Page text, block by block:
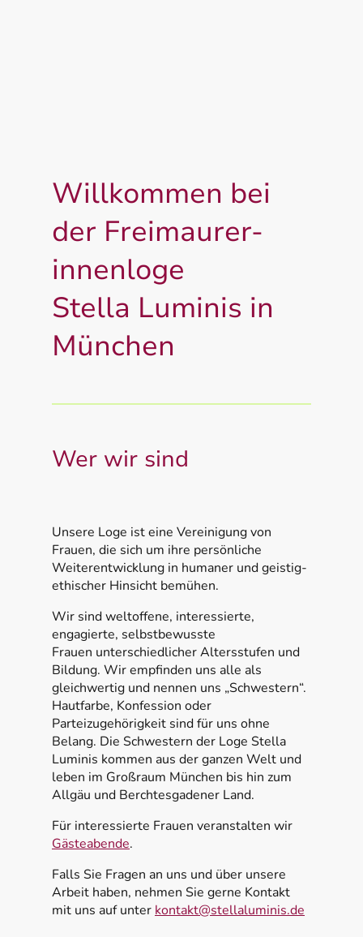
Willkommen bei
der Freimaurer-
innenloge
Stella Luminis in
München
Wer wir sind
Unsere Loge ist eine Vereinigung von
Frauen, die sich um ihre persönliche
Weiterentwicklung in humaner und geistig-
ethischer Hinsicht bemühen.
Wir sind weltoffene, interessierte,
engagierte, selbstbewusste
Frauen unterschiedlicher Altersstufen und
Bildung. Wir empfinden uns alle als
gleichwertig und nennen uns „Schwestern“.
Hautfarbe, Konfession oder
Parteizugehörigkeit sind für uns ohne
Belang. Die Schwestern der Loge Stella
Luminis kommen aus der ganzen Welt und
leben im Großraum München bis hin zum
Allgäu und Berchtesgadener Land.
Für interessierte Frauen veranstalten wir
Gästeabende.
Falls Sie Fragen an uns und über unsere
Arbeit haben, nehmen Sie gerne Kontakt
mit uns auf unter kontakt@stellaluminis.de